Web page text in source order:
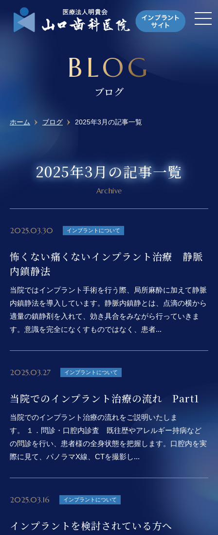
BLOG
ブログ
ホーム ブログ 2025年3月の記事一覧
Archive
2025年3月の記事一覧
2025.03.30 インプラントについて
怖くない痛くないインプラント治療 静脈
内鎮静法
当院ではインプラント手術を行う際、局所麻酔に加えて静脈
内鎮静法を導入しています。静脈内鎮静とは、点滴の横から
適量の鎮静剤を入れて、効き具合をみながら行っていきま
す。意識を完全になくすものではなく、患者...
2025.03.27 インプラントについて
当院でのインプラント治療の流れ Part1
当院でのインプラント治療の流れをご説明いたしま
す。 １．問診・口腔内診査 既往歴やアレルギー持病など
の問診を行い、患者様の全身状態を把握します。口腔内を実
際に見て、パノラマX線、CTを撮影し...
2025.03.16 インプラントについて
インプラントを検討されている方へ